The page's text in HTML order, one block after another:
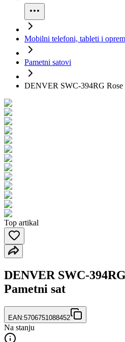
Mobilni telefoni, tableti i
Pametni satovi
DENVER SWC-394RG Rose
Top artikal
DENVER SWC-
Pametni sat
EAN:5706751088452
Na stanju